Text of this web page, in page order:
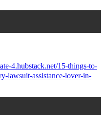
4.hubstack.net/15-things-to-
lawsuit-assistance-lover-in-